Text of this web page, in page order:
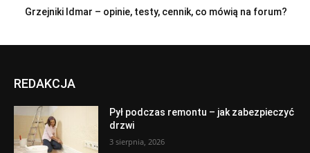
Grzejniki Idmar – opinie, testy, cennik, co mówią na forum?
REDAKCJA
Pył podczas remontu – jak zabezpieczyć
drzwi
3 sierpnia, 2026